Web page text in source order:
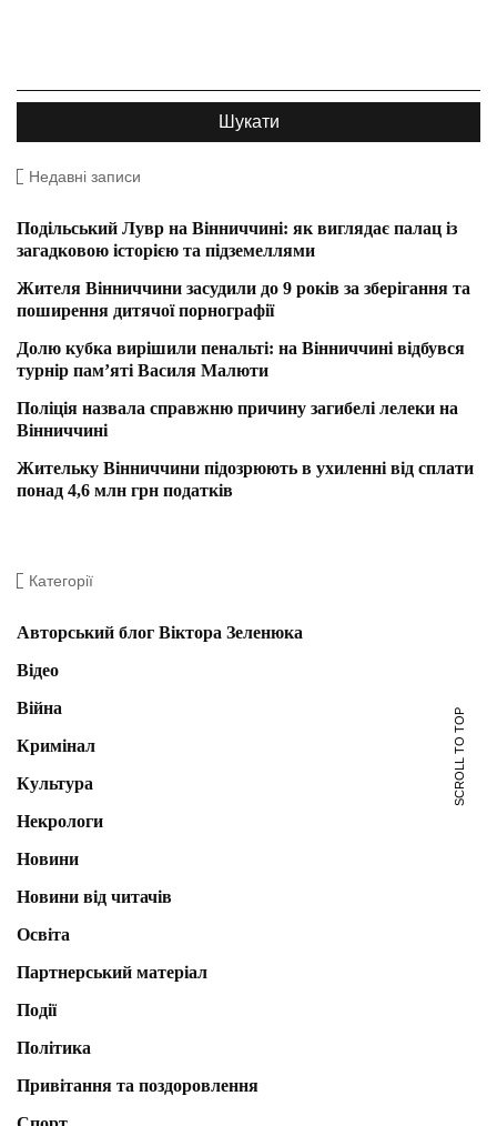
Недавні записи
Подільський Лувр на Вінниччині: як виглядає палац із
загадковою історією та підземеллями
Жителя Вінниччини засудили до 9 років за зберігання та
поширення дитячої порнографії
Долю кубка вирішили пенальті: на Вінниччині відбувся
турнір пам’яті Василя Малюти
Поліція назвала справжню причину загибелі лелеки на
Вінниччині
Жительку Вінниччини підозрюють в ухиленні від сплати
понад 4,6 млн грн податків
Категорії
Авторський блог Віктора Зеленюка
Відео
Війна
Кримінал
Культура
Некрологи
Новини
Новини від читачів
Освіта
Партнерський матеріал
Події
Політика
Привітання та поздоровлення
SCROLL TO TOP